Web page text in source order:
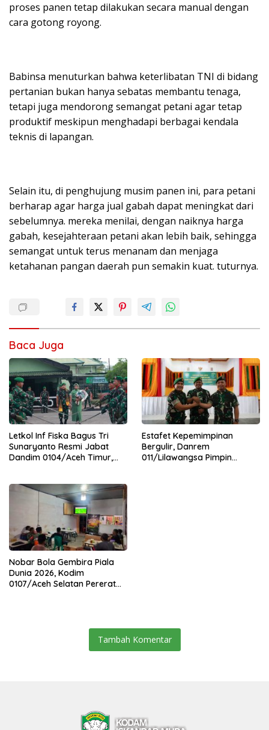
proses panen tetap dilakukan secara manual dengan
cara gotong royong.
Babinsa menuturkan bahwa keterlibatan TNI di bidang
pertanian bukan hanya sebatas membantu tenaga,
tetapi juga mendorong semangat petani agar tetap
produktif meskipun menghadapi berbagai kendala
teknis di lapangan.
Selain itu, di penghujung musim panen ini, para petani
berharap agar harga jual gabah dapat meningkat dari
sebelumnya. mereka menilai, dengan naiknya harga
gabah, kesejahteraan petani akan lebih baik, sehingga
semangat untuk terus menanam dan menjaga
ketahanan pangan daerah pun semakin kuat. tuturnya.
Baca Juga
Letkol Inf Fiska Bagus Tri
Sunaryanto Resmi Jabat
Dandim 0104/Aceh Timur,
0104/Atim
Estafet Kepemimpinan
Bergulir, Danrem
011/Lilawangsa Pimpin
Nobar Bola Gembira Piala
Dunia 2026, Kodim
0107/Aceh Selatan Pererat
Tambah Komentar